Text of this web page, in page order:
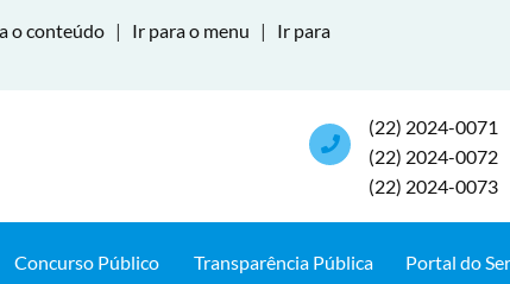
o conteúdo | Ir para o menu |
Ir para
(22) 2024-0071
(22) 2024-0072
(22) 2024-0073
Concurso Público Transparência Pública Portal do